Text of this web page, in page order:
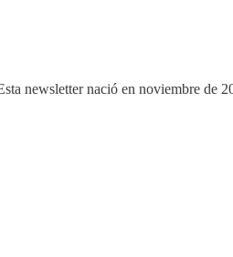
newsletter nació en noviembre de